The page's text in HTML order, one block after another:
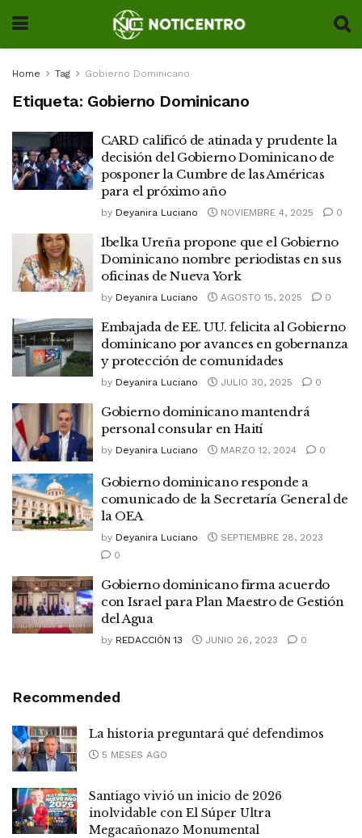
Home Tag Gobierno Dominicano
Etiqueta: Gobierno Dominicano
CARD calificó de atinada y prudente la
decisión del Gobierno Dominicano de
posponer la Cumbre de las Américas
para el próximo año
by Deyanira Luciano NOVIEMBRE 4, 2025 0
Ibelka Ureña propone que el Gobierno
Dominicano nombre periodistas en sus
oficinas de Nueva York
by Deyanira Luciano AGOSTO 15, 2025 0
Embajada de EE. UU. felicita al Gobierno
dominicano por avances en gobernanza
y protección de comunidades
by Deyanira Luciano JULIO 30, 2025 0
Gobierno dominicano mantendrá
personal consular en Haití
by Deyanira Luciano MARZO 12, 2024 0
Gobierno dominicano responde a
comunicado de la Secretaría General de
la OEA
by Deyanira Luciano
SEPTIEMBRE 28, 2023
0
Gobierno dominicano firma acuerdo
con Israel para Plan Maestro de Gestión
del Agua
by REDACCIÓN 13 JUNIO 26, 2023 0
Recommended
La historia preguntará qué defendimos
5 MESES AGO
Santiago vivió un inicio de 2026
inolvidable con El Súper Ultra
Megacañonazo Monumental